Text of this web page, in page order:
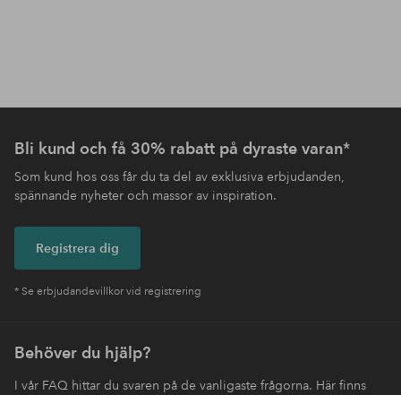
Bli kund och få 30% rabatt på dyraste varan*
Som kund hos oss får du ta del av exklusiva erbjudanden,
spännande nyheter och massor av inspiration.
Registrera dig
* Se erbjudandevillkor vid registrering
Behöver du hjälp?
I vår FAQ hittar du svaren på de vanligaste frågorna. Här finns